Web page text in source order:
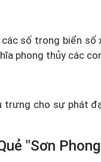
số trong biển số
phong thủy các
trưng cho sự phát
"Sơn